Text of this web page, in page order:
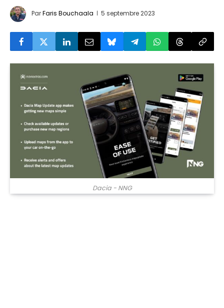
ParFaris Bouchaala 5 septembre 2023
Dacia - NNG